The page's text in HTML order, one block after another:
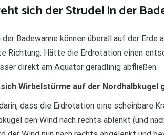
sich der Strudel in der
Badewanne können überall auf der
Richtung. Hätte die Erdrotation einen
direkt am Äquator geradlinig abfließen.
Wirbelstürme auf der Nordhalbkugel
dass die Erdrotation eine scheinbare
den Wind nach rechts ablenkt (und